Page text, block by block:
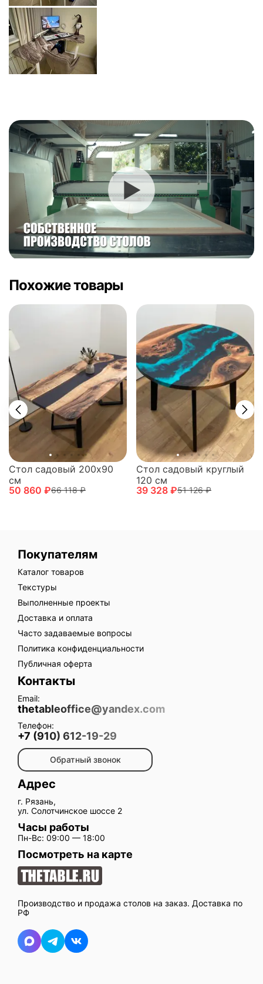
Похожие товары
Стол садовый 200х90
см
50 860 ₽66 118 ₽
Стол садовый круглый
120 см
39 328 ₽51 126 ₽
Производство и продажа столов на заказ. Доставка по
РФ
Покупателям
Каталог товаров
Текстуры
Выполненные проекты
Доставка и оплата
Часто задаваемые вопросы
Политика конфиденциальности
Публичная оферта
Контакты
Email:
thetableoffice@yandex.com
Телефон:
+7 (910) 612-19-29
Обратный звонок
Адрес
г. Рязань,
ул. Солотчинское шоссе 2
Часы работы
Пн-Вс: 09:00 — 18:00
Посмотреть на карте